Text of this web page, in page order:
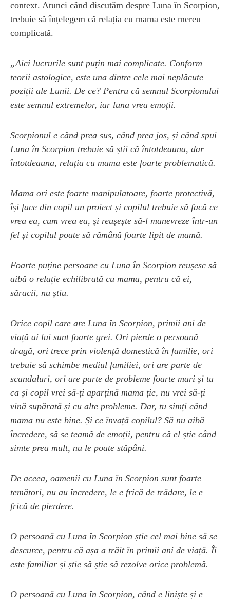
context. Atunci când discutăm despre Luna în Scorpion,
trebuie să înțelegem că relația cu mama este mereu
complicată.
„Aici lucrurile sunt puțin mai complicate. Conform
teorii astologice, este una dintre cele mai neplăcute
poziții ale Lunii. De ce? Pentru că semnul Scorpionului
este semnul extremelor, iar luna vrea emoții.
Scorpionul e când prea sus, când prea jos, și când spui
Luna în Scorpion trebuie să știi că întotdeauna, dar
întotdeauna, relația cu mama este foarte problematică.
Mama ori este foarte manipulatoare, foarte protectivă,
își face din copil un proiect și copilul trebuie să facă ce
vrea ea, cum vrea ea, și reușește să-l manevreze într-un
fel și copilul poate să rămână foarte lipit de mamă.
Foarte puține persoane cu Luna în Scorpion reușesc să
aibă o relație echilibrată cu mama, pentru că ei,
săracii, nu știu.
Orice copil care are Luna în Scorpion, primii ani de
viață ai lui sunt foarte grei. Ori pierde o persoană
dragă, ori trece prin violență domestică în familie, ori
trebuie să schimbe mediul familiei, ori are parte de
scandaluri, ori are parte de probleme foarte mari și tu
ca și copil vrei să-ți aparțină mama ție, nu vrei să-ți
vină supărată și cu alte probleme. Dar, tu simți când
mama nu este bine. Și ce învață copilul? Să nu aibă
încredere, să se teamă de emoții, pentru că el știe când
simte prea mult, nu le poate stăpâni.
De aceea, oamenii cu Luna în Scorpion sunt foarte
temători, nu au încredere, le e frică de trădare, le e
frică de pierdere.
O persoană cu Luna în Scorpion știe cel mai bine să se
descurce, pentru că așa a trăit în primii ani de viață. Îi
este familiar și știe să știe să rezolve orice problemă.
O persoană cu Luna în Scorpion, când e liniște și e